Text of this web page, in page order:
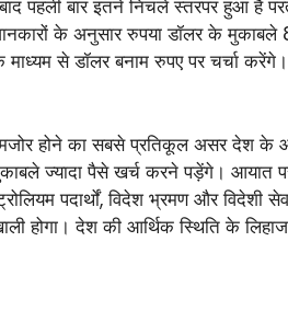
बार इतने निचले स्तरपर हुआ है
के अनुसार रुपया डॉलर के मुकाबले
से डॉलर बनाम रुपए पर चर्चा करेंगे।
होने का सबसे प्रतिकूल असर देश
ज्यादा पैसे खर्च करने पड़ेंगे। आयात पर
पदार्थों, विदेश भ्रमण और विदेशी
होगा। देश की आर्थिक स्थिति के